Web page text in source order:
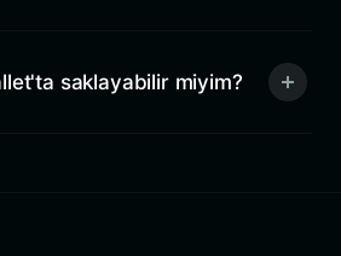
saklayabilir miyim?